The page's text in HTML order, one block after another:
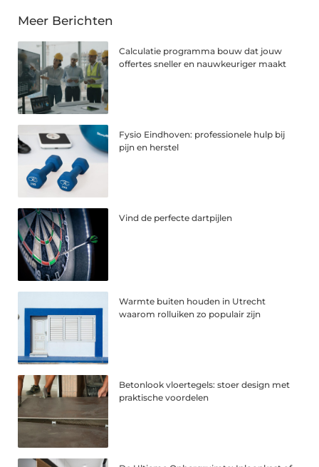
Meer Berichten
Calculatie programma bouw dat jouw
offertes sneller en nauwkeuriger maakt
Fysio Eindhoven: professionele hulp bij
pijn en herstel
Vind de perfecte dartpijlen
Warmte buiten houden in Utrecht
waarom rolluiken zo populair zijn
Betonlook vloertegels: stoer design met
praktische voordelen